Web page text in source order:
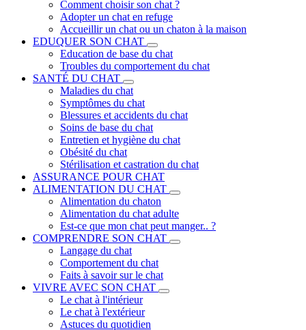
Comment choisir son chat ?
Adopter un chat en refuge
Accueillir un chat ou un chaton à la maison
EDUQUER SON CHAT
Education de base du chat
Troubles du comportement du chat
SANTÉ DU CHAT
Maladies du chat
Symptômes du chat
Blessures et accidents du chat
Soins de base du chat
Entretien et hygiène du chat
Obésité du chat
Stérilisation et castration du chat
ASSURANCE POUR CHAT
ALIMENTATION DU CHAT
Alimentation du chaton
Alimentation du chat adulte
Est-ce que mon chat peut manger.. ?
COMPRENDRE SON CHAT
Langage du chat
Comportement du chat
Faits à savoir sur le chat
VIVRE AVEC SON CHAT
Le chat à l'intérieur
Le chat à l'extérieur
Astuces du quotidien